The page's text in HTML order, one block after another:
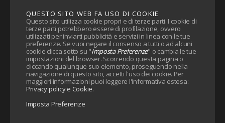
QUESTO SITO WEB FA USO DI COOKIE
Questo sito utilizza cookie propri e di terze parti. I cookie di
terze parti potrebbero essere di profilazione, ovvero
utilizzati per inviarti pubblicità e servizi in linea con le tue
preferenze. Se vuoi negare il consenso a tutti o ad alcuni
cookie clicca sotto su "Imposta Preferenze" o cambia le tue
impostazioni del browser. Scorrendo questa pagina o
cliccando qualunque suo elemento, proseguendo nella
navigazione di questo sito, accetti l'uso dei cookie. Per
maggiori informazioni puoi leggere l'informativa estesa:
Privacy policy e Cookie.
Imposta Preferenze